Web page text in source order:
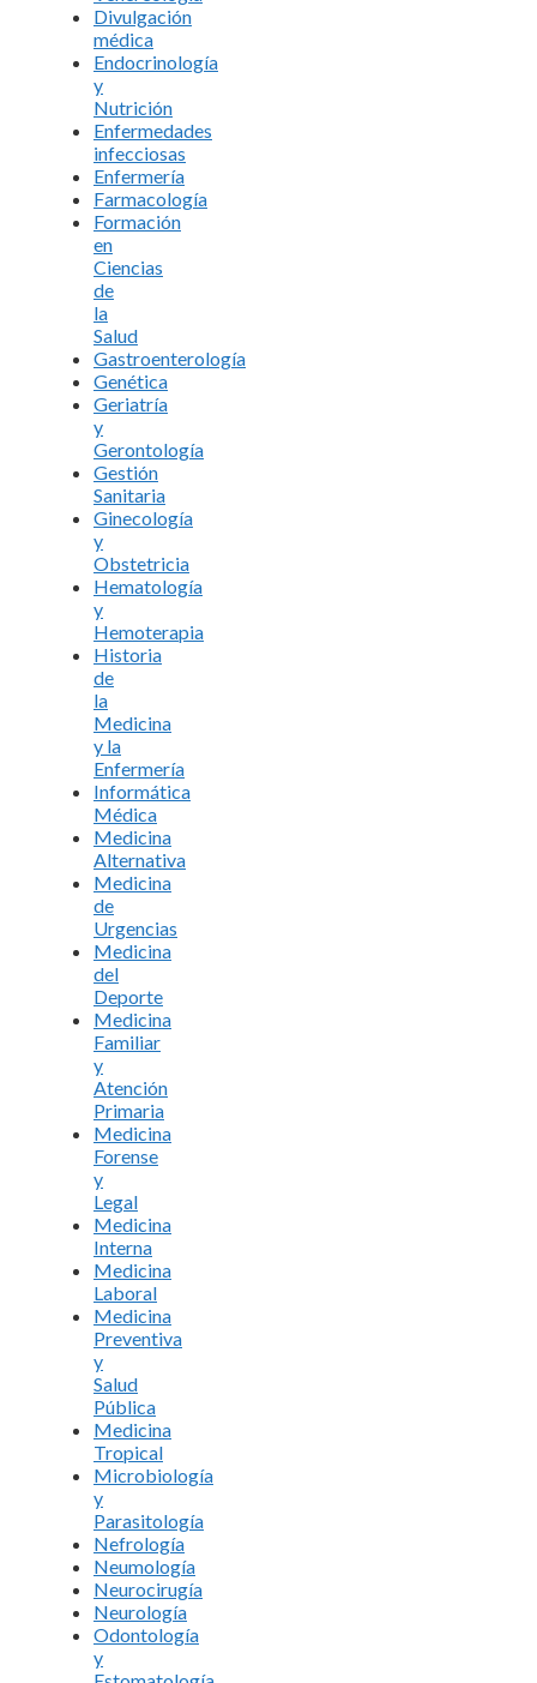
Divulgación
médica
Endocrinología
y
Nutrición
Enfermedades
infecciosas
Enfermería
Farmacología
Formación
en
Ciencias
de
la
Salud
Gastroenterología
Genética
Geriatría
y
Gerontología
Gestión
Sanitaria
Ginecología
y
Obstetricia
Hematología
y
Hemoterapia
Historia
de
la
Medicina
y la
Enfermería
Informática
Médica
Medicina
Alternativa
Medicina
de
Urgencias
Medicina
del
Deporte
Medicina
Familiar
y
Atención
Primaria
Medicina
Forense
y
Legal
Medicina
Interna
Medicina
Laboral
Medicina
Preventiva
y
Salud
Pública
Medicina
Tropical
Microbiología
y
Parasitología
Nefrología
Neumología
Neurocirugía
Neurología
Odontología
y